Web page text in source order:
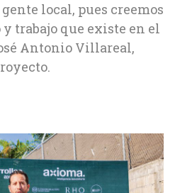
local, pues creemos
trabajo que existe en el
Antonio Villareal,